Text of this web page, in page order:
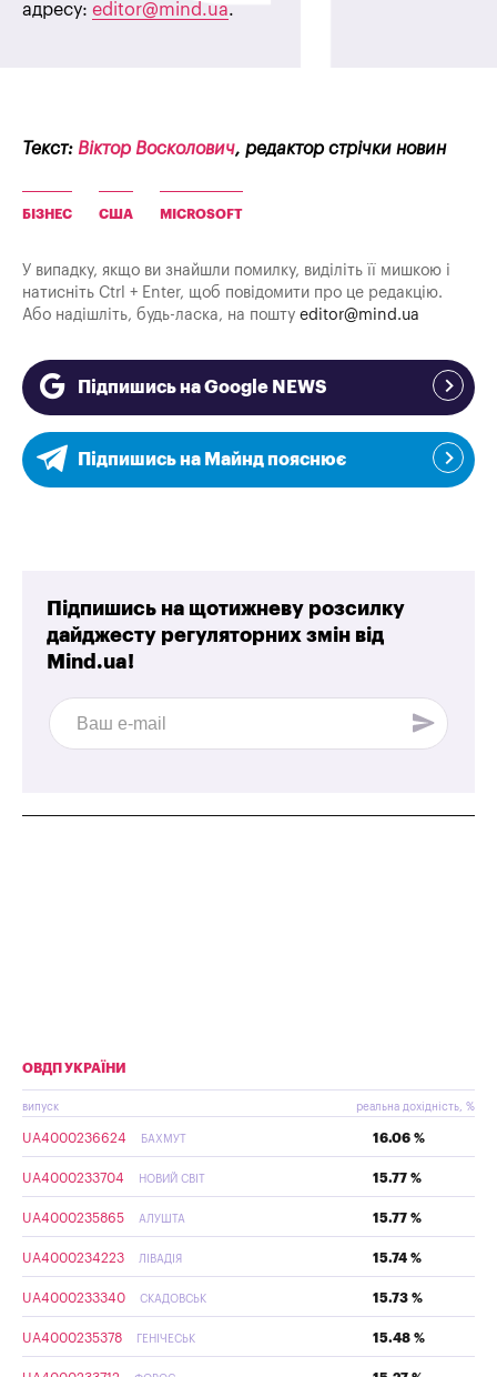
адресу: editor@mind.ua.
Текст: Віктор Восколович, редактор стрічки новин
БІЗНЕС США MICROSOFT
У випадку, якщо ви знайшли помилку, виділіть її мишкою і
натисніть Ctrl + Enter, щоб повідомити про це редакцію.
Або надішліть, будь-ласка, на пошту editor@mind.ua
Підпишись на Google NEWS
Підпишись на Майнд пояснює
Підпишись на щотижневу розсилку
дайджесту регуляторних змін від
Mind.ua!
ОВДП УКРАЇНИ
випуск реальна дохідність, %
UA4000236624 БАХМУТ 16.06 %
UA4000233704 НОВИЙ СВІТ 15.77 %
UA4000235865 АЛУШТА 15.77 %
UA4000234223 ЛІВАДІЯ 15.74 %
UA4000233340 СКАДОВСЬК 15.73 %
UA4000235378 ГЕНІЧЕСЬК 15.48 %